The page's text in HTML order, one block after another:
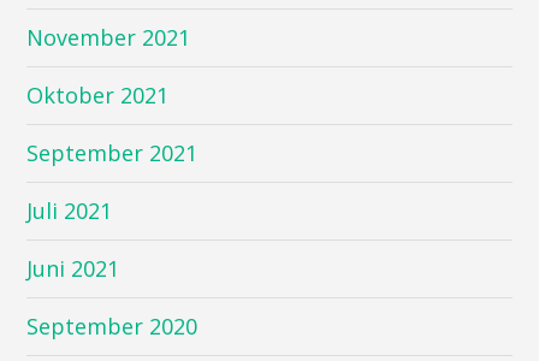
November 2021
Oktober 2021
September 2021
Juli 2021
Juni 2021
September 2020